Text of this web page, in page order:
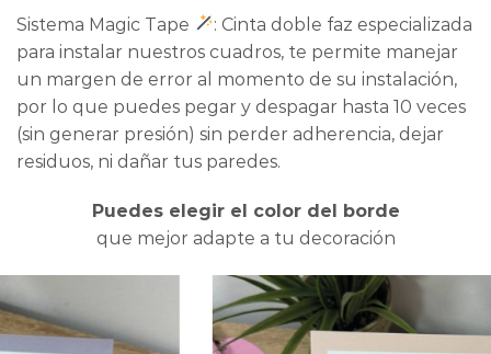
Sistema Magic Tape
: Cinta doble faz especializada
para instalar nuestros cuadros, te permite manejar
un margen de error al momento de su instalación,
por lo que puedes pegar y despagar hasta 10 veces
(sin generar presión) sin perder adherencia, dejar
residuos, ni dañar tus paredes.
Puedes elegir el color del borde
que mejor adapte a tu decoración